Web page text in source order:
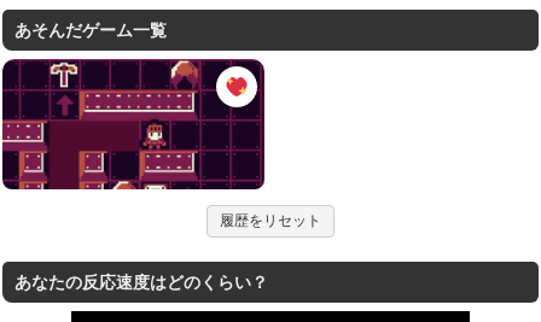
あそんだゲーム一覧
履歴をリセット
あなたの反応速度はどのくらい？